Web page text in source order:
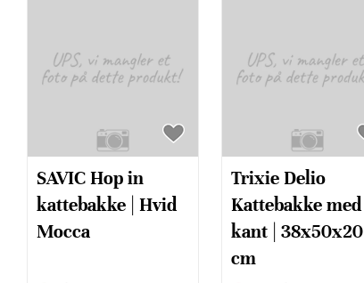
SAVIC Hop in
kattebakke | Hvid
Mocca
Trixie Delio
Kattebakke med
kant | 38x50x20
cm